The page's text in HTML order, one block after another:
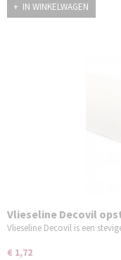
IN WINKELWAGEN
Vlieseline Decovil
Vlieseline Decovil is een
€ 1,72